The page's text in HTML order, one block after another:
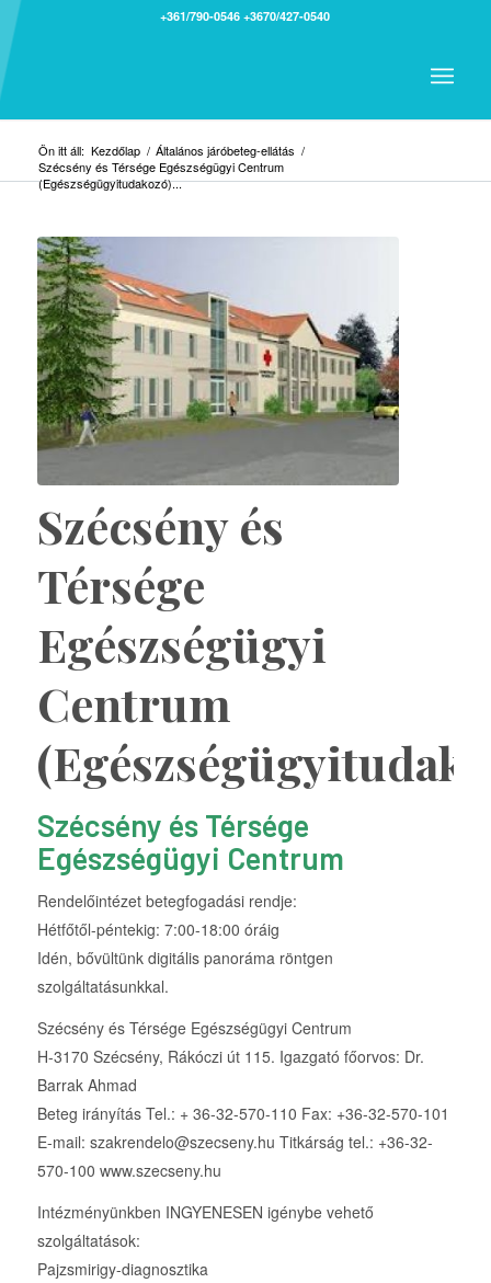
+361/790-0546 +3670/427-0540
Ön itt áll: Kezdőlap / Általános járóbeteg-ellátás /
Szécsény és Térsége Egészségügyi Centrum
(Egészségügyitudakozó)...
Szécsény és
Térsége
Egészségügyi
Centrum
Szécsény és Térsége
Egészségügyi Centrum
Rendelőintézet betegfogadási rendje:
Hétfőtől-péntekig: 7:00-18:00 óráig
Idén, bővültünk digitális panoráma röntgen
szolgáltatásunkkal.
Szécsény és Térsége Egészségügyi Centrum
H-3170 Szécsény, Rákóczi út 115. Igazgató főorvos: Dr.
Barrak Ahmad
Beteg irányítás Tel.: + 36-32-570-110 Fax: +36-32-570-101
E-mail: szakrendelo@szecseny.hu Titkárság tel.: +36-32-
570-100 www.szecseny.hu
Intézményünkben INGYENESEN igénybe vehető
szolgáltatások:
Pajzsmirigy-diagnosztika